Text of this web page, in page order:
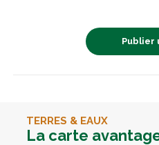
Publier
TERRES & EAUX
La carte